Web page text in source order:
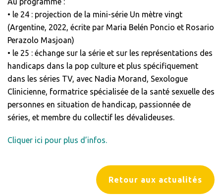
Retour aux actualités
• le 24 : projection de la mini-série Un mètre vingt
(Argentine, 2022, écrite par Maria Belén Poncio et Rosario
Perazolo Masjoan)
• le 25 : échange sur la série et sur les représentations des
handicaps dans la pop culture et plus spécifiquement
dans les séries TV, avec Nadia Morand, Sexologue
Clinicienne, formatrice spécialisée de la santé sexuelle des
personnes en situation de handicap, passionnée de
séries, et membre du collectif les dévalideuses.
Cliquer ici pour plus d’infos.